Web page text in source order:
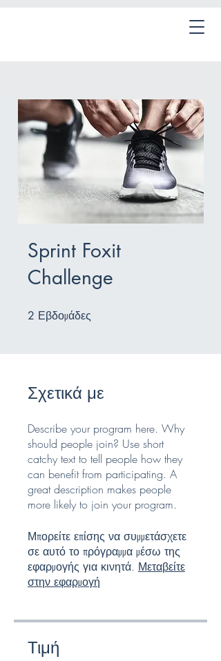
Sprint Foxit
Challenge
2 Εβδομάδες
Σχετικά με
Describe your program here. Why
should people join? Use short
catchy text to tell people how they
can benefit from participating. A
great description makes people
more likely to join your program.
Μπορείτε επίσης να συμμετάσχετε
σε αυτό το πρόγραμμα μέσω της
εφαρμογής για κινητά. Μεταβείτε
στην εφαρμογή
Τιμή